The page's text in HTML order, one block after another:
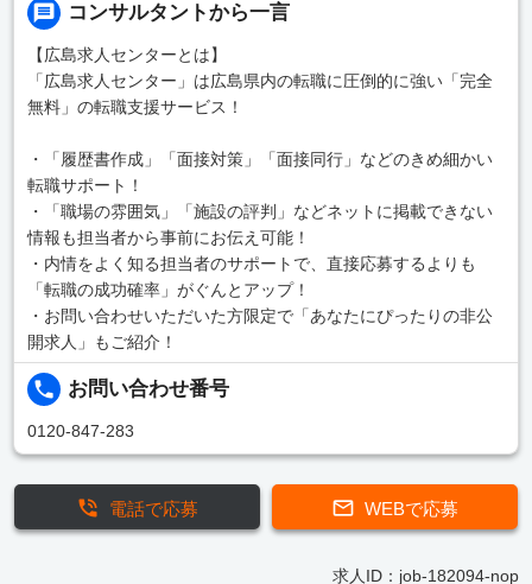
コンサルタントから一言
【広島求人センターとは】
「広島求人センター」は広島県内の転職に圧倒的に強い「完全
無料」の転職支援サービス！
・「履歴書作成」「面接対策」「面接同行」などのきめ細かい
転職サポート！
・「職場の雰囲気」「施設の評判」などネットに掲載できない
情報も担当者から事前にお伝え可能！
・内情をよく知る担当者のサポートで、直接応募するよりも
「転職の成功確率」がぐんとアップ！
・お問い合わせいただいた方限定で「あなたにぴったりの非公
開求人」もご紹介！
お問い合わせ番号
0120-847-283
WEBで応募
電話で応募
求人ID：job-182094-nop